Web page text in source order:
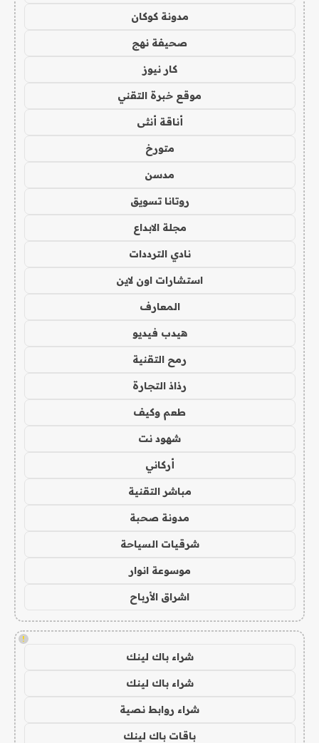
مدونة كوكان
صحيفة نهج
كار نيوز
موقع خبرة التقني
أناقة أنثى
متورخ
مدسن
روتانا تسويق
مجلة الابداع
نادي الترددات
استشارات اون لاين
المعارف
هيدب فيديو
رمح التقنية
رذاذ التجارة
طعم وكيف
شهود نت
أركاني
مباشر التقنية
مدونة صحبة
شرقيات السياحة
موسوعة انوار
اشراق الأرباح
!
شراء باك لينك
شراء باك لينك
شراء روابط نصية
باقات باك لينك